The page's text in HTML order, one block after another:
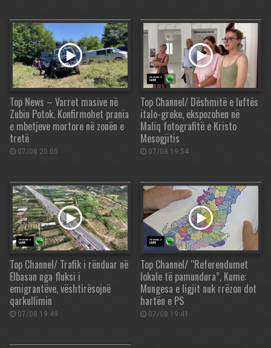
Top News – Varret masive në
Zubin Potok. Konfirmohet prania
e mbetjeve mortore në zonën e
tretë
07/08 20:05
Top Channel/ Dëshmitë e luftës
italo-greke, ekspozohen në
Maliq fotografitë e Kristo
Mesogjitis
07/08 19:54
Top Channel/ Trafik i rënduar në
Elbasan nga fluksi i
emigrantëve, vështirësojnë
qarkullimin
07/08 19:49
Top Channel/ “Referendumet
lokale të pamundura”, Kume:
Mungesa e ligjit nuk rrëzon dot
hartën e PS
07/08 19:41